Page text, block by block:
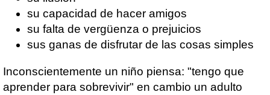
su capacidad de hacer amigos
su falta de vergüenza o prejuicios
sus ganas de disfrutar de las cosas simples
Inconscientemente un niño piensa: "tengo que
aprender para sobrevivir" en cambio un adulto